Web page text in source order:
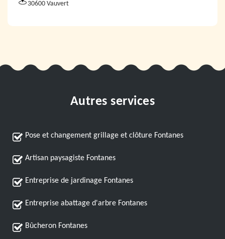
30600 Vauvert
Autres services
Pose et changement grillage et clôture Fontanes
Artisan paysagiste Fontanes
Entreprise de jardinage Fontanes
Entreprise abattage d'arbre Fontanes
Bûcheron Fontanes